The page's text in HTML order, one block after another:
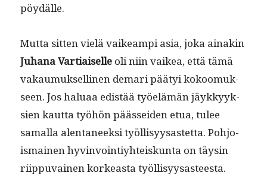
pöydälle.
Mut­ta sit­ten vielä vaikeampi asia, joka ainakin
Juhana Var­ti­aiselle oli niin vaikea, että tämä
vakau­muk­selli­nen demari pää­tyi kokoomuk­
seen. Jos halu­aa edis­tää työelämän jäykkyyk­
sien kaut­ta työhön pääs­sei­den etua, tulee
samal­la alen­ta­neek­si työl­lisyysastet­ta. Pohjo­
is­mainen hyv­in­voin­tiy­hteiskun­ta on täysin
riip­pu­vainen korkeas­ta työl­lisyysas­teesta.